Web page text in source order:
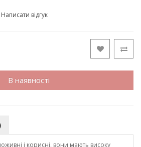
Написати відгук
В наявності
і корисні, вони мають високу